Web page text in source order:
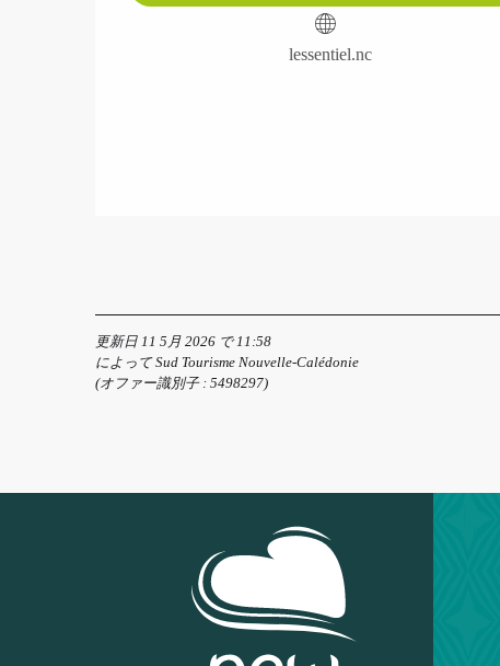
lessentiel.nc
更新日 11 5月 2026 で 11:58
によって Sud Tourisme Nouvelle-Calédonie
(オファー識別子 : 5498297)